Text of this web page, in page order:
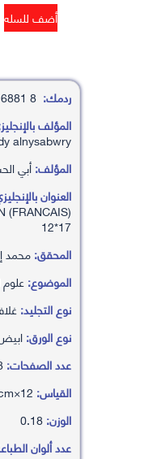
ردمك:
المؤلف
alnysabwry
المؤلف:أبي
العنوان
(FRANCAIS)
12*17
المحقق:محمد
الموضوع:
نوع التجليد:
نوع الورق:
عدد الصفحات:
القياس:
الوزن:
عدد ألوان